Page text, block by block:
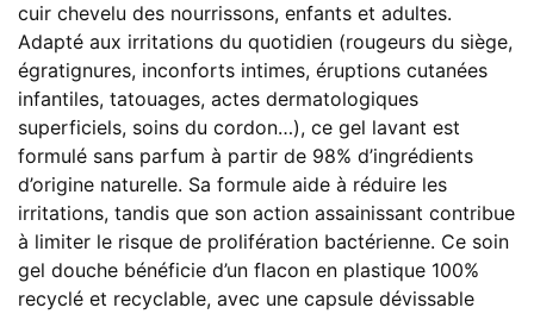
cuir chevelu des nourrissons, enfants et adultes.
Adapté aux irritations du quotidien (rougeurs du siège,
égratignures, inconforts intimes, éruptions cutanées
infantiles, tatouages, actes dermatologiques
superficiels, soins du cordon…), ce gel lavant est
formulé sans parfum à partir de 98% d’ingrédients
d’origine naturelle. Sa formule aide à réduire les
irritations, tandis que son action assainissant contribue
à limiter le risque de prolifération bactérienne. Ce soin
gel douche bénéficie d’un flacon en plastique 100%
recyclé et recyclable, avec une capsule dévissable